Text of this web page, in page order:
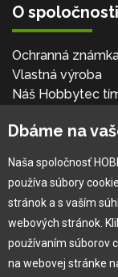
O spoločnosti
Ochranná
Vlastná výroba
Náš Hobbytec
Naša história
Pre zákazníka
Garancia
Užívateľský
Dbáme na
Naša spoločnosť
používa súbory
stránok a s vaším
webových stránok.
používaním súborov
na webovej stránke